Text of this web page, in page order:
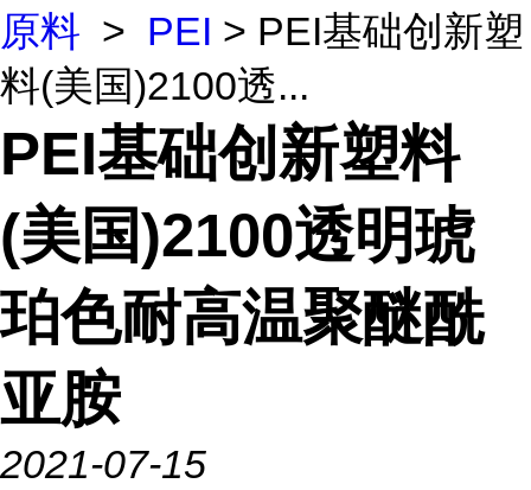
原料 > PEI > PEI基础创新塑
料(美国)2100透...
PEI基础创新塑料
(美国)2100透明琥
珀色耐高温聚醚酰
亚胺
2021-07-15